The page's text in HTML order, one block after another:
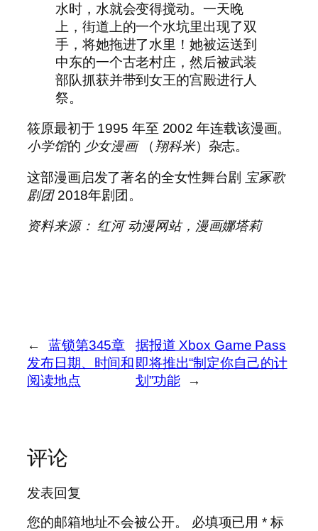
水时，水就会变得搅动。一天晚
上，街道上的一个水坑里出现了双
手，将她拖进了水里！她被运送到
中东的一个古老村庄，然后被武装
部队抓获并带到女王的宫殿进行人
祭。
筱原最初于 1995 年至 2002 年连载该漫画。
小学馆的 少女漫画（ 翔科米）杂志。
这部漫画启发了著名的全女性舞台剧 宝冢歌
剧团2018年剧团。
资料来源：红河动漫网站，漫画娜塔莉
←
蓝锁第345章
发布日期、时间和
阅读地点
据报道 Xbox Game Pass
即将推出“制定你自己的计
划”功能
→
评论
发表回复
您的邮箱地址不会被公开。
必填项已用* 标